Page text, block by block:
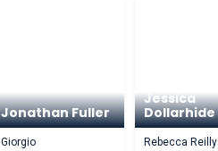
Jonathan Fuller
Giorgio
Jessica
Dollarhide
Rebecca Reilly